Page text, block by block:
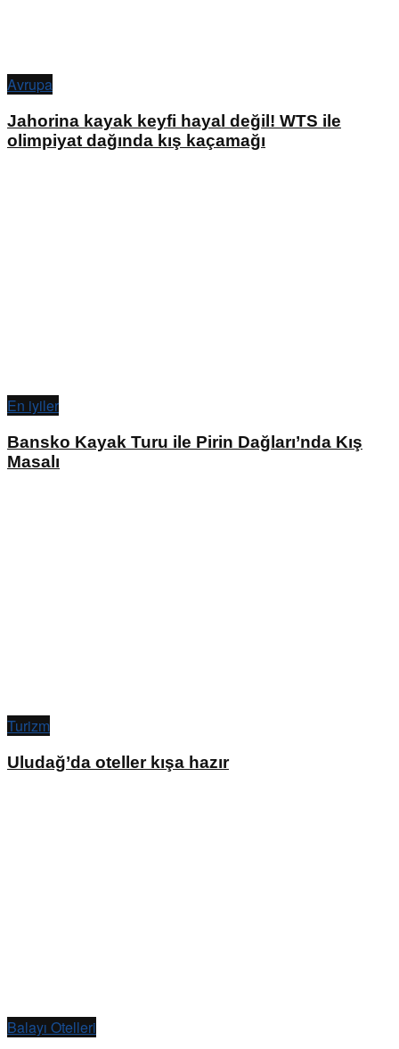
Avrupa
Jahorina kayak keyfi hayal değil! WTS ile
olimpiyat dağında kış kaçamağı
En iyiler
Bansko Kayak Turu ile Pirin Dağları’nda Kış
Masalı
Turizm
Uludağ’da oteller kışa hazır
Balayı Otelleri